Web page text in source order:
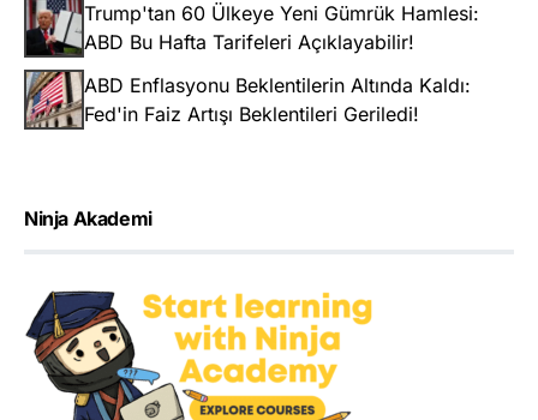
Trump'tan 60 Ülkeye Yeni Gümrük Hamlesi:
ABD Bu Hafta Tarifeleri Açıklayabilir!
ABD Enflasyonu Beklentilerin Altında Kaldı:
Fed'in Faiz Artışı Beklentileri Geriledi!
Ninja Akademi